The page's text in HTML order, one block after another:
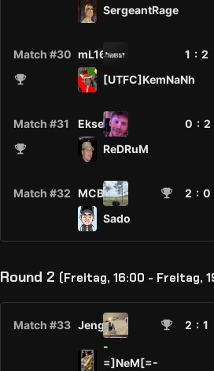
SergeantRage
Match #30 mL16 1 : 2
[UTFC]KemNaNh
Match #31 Ekseh 0 : 2
ReDRuM
Match #32 MCBlood 2 : 0
Sado
Round 2 (Freitag, 16:00 - Freitag,
Match #33 Jengo 2 : 1
-
=]NeM[=-